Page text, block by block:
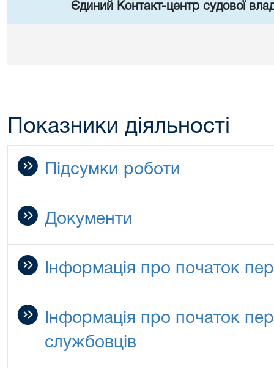
Єдиний Контакт-центр судової
Показники діяльності
Підсумки роботи
Документи
Інформація про початок
Інформація про початок
службовців